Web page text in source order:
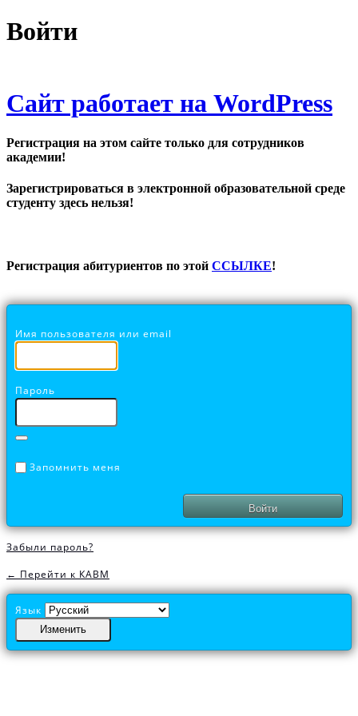
Войти
Сайт работает на WordPress
Регистрация на этом сайте только для сотрудников
академии!
Зарегистрироваться в электронной образовательной среде
студенту здесь нельзя!
Регистрация абитуриентов по этой ССЫЛКЕ!
Имя пользователя или email
Пароль
Запомнить меня
Забыли пароль?
← Перейти к КАВМ
Язык